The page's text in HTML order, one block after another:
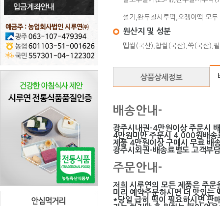
설기,완두찰시루떡,오쟁이떡 모
원산지 및 성분
멥쌀(국산),찹쌀(국산),쑥(국산),
배송안내-
광주시내권-4만원이상 주문시
4만원미만 주문시 4,000원배송
제품 4만원이상 구매시 무료 배
광주시외권-배송료별도 고객부
주문안내-
저희 시루연의 모든 제품은 주
미리 예약주문하시면 더 맛있는
*당일 급히 떡이 필요하시면 판